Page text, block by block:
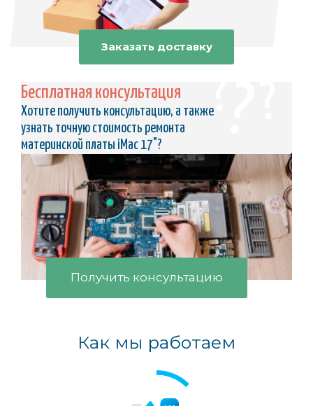
Заказать доставку
Бесплатная консультация
Хотите получить консультацию, а также
узнать точную стоимость ремонта
материнской платы iMac 17"?
Получить консультацию
Как мы работаем